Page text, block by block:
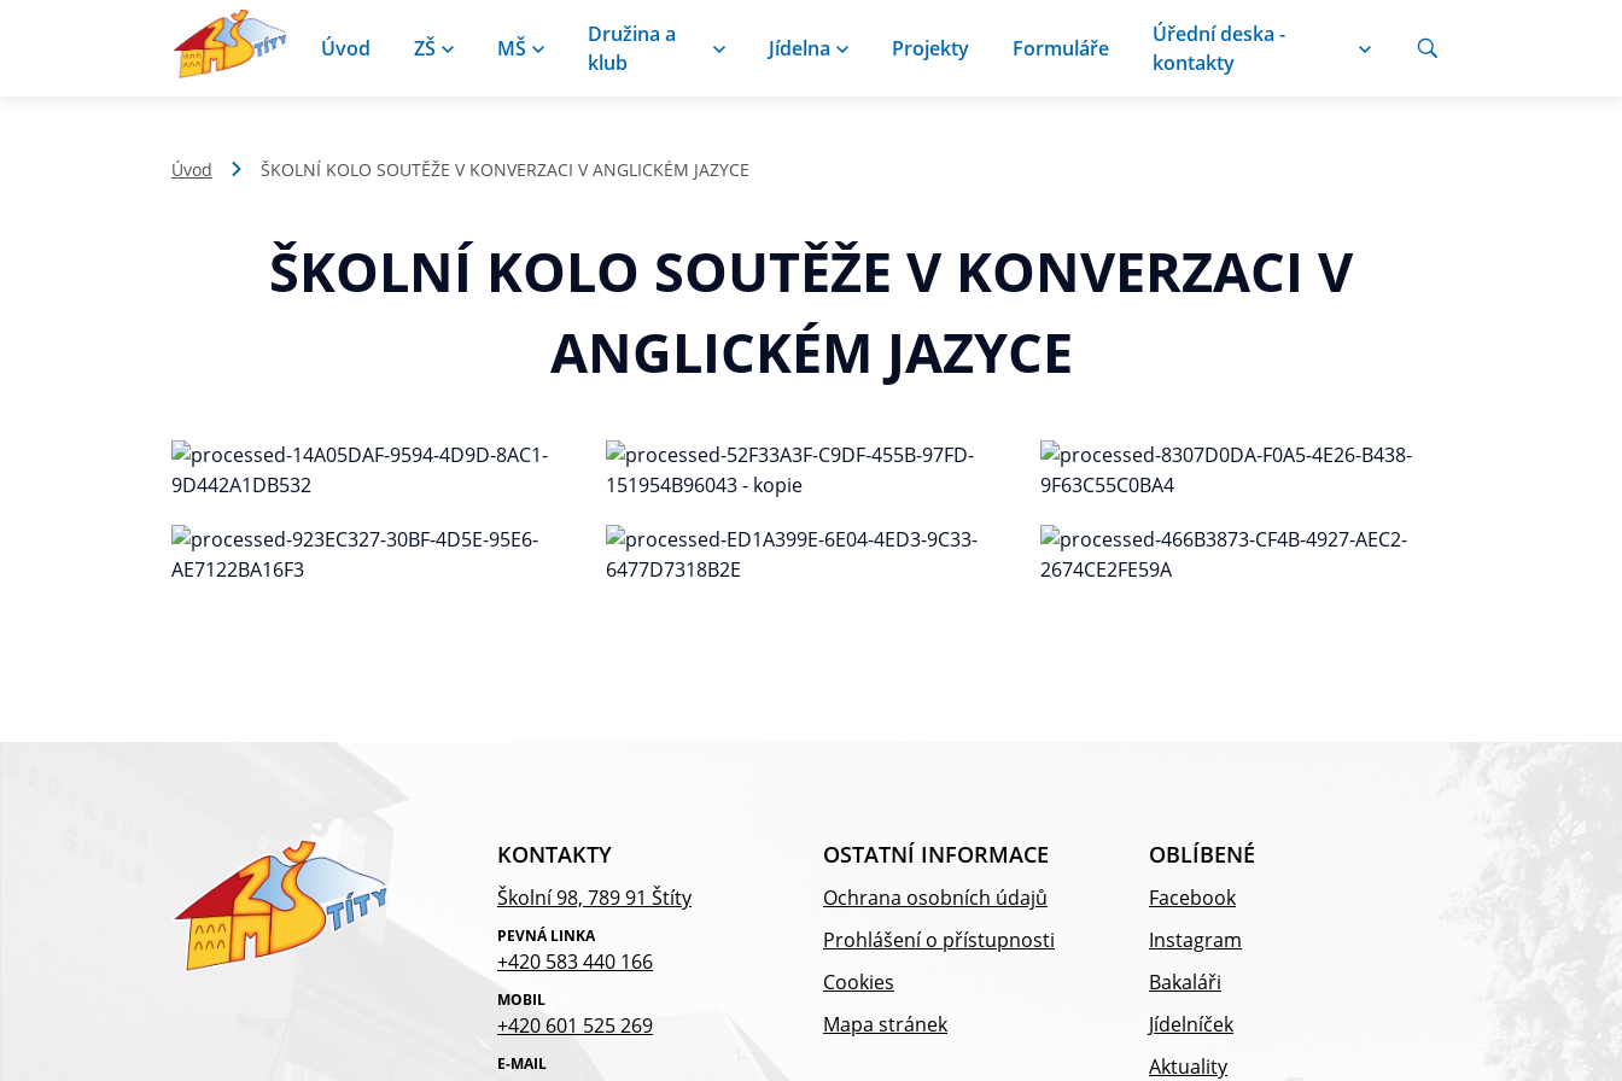
Úvod ZŠ MŠ
Družina a
klub
Jídelna Projekty Formuláře
Úřední deska -
kontakty
Úvod ŠKOLNÍ KOLO SOUTĚŽE V KONVERZACI V ANGLICKÉM JAZYCE
ŠKOLNÍ KOLO SOUTĚŽE V KONVERZACI V
ANGLICKÉM JAZYCE
KONTAKTY
Školní 98, 789 91 Štíty
PEVNÁ LINKA
+420 583 440 166
MOBIL
+420 601 525 269
E-MAIL
OSTATNÍ INFORMACE
Ochrana osobních údajů
Prohlášení o přístupnosti
Cookies
Mapa stránek
OBLÍBENÉ
Facebook
Instagram
Bakaláři
Jídelníček
Aktuality